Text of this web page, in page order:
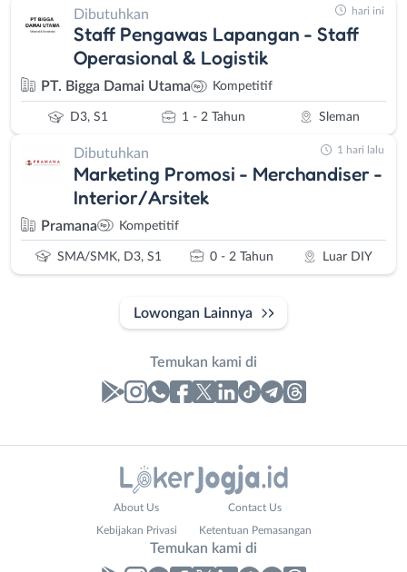
Dibutuhkan
Staff Pengawas Lapangan - Staff
Operasional & Logistik
PT. Bigga Damai Utama Kompetitif
D3, S1 1 - 2 Tahun Sleman
hari ini
Dibutuhkan
Marketing Promosi - Merchandiser -
Interior/Arsitek
Pramana Kompetitif
SMA/SMK, D3, S1 0 - 2 Tahun Luar DIY
1 hari lalu
Lowongan Lainnya
Temukan kami di
About Us Contact Us
Kebijakan Privasi Ketentuan Pemasangan
Temukan kami di